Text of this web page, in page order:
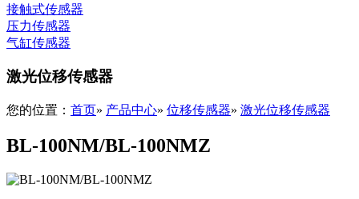
接触式传感器
压力传感器
气缸传感器
激光位移传感器
您的位置： 首页» 产品中心» 位移传感器» 激光位移传感器
BL-100NM/BL-100NMZ